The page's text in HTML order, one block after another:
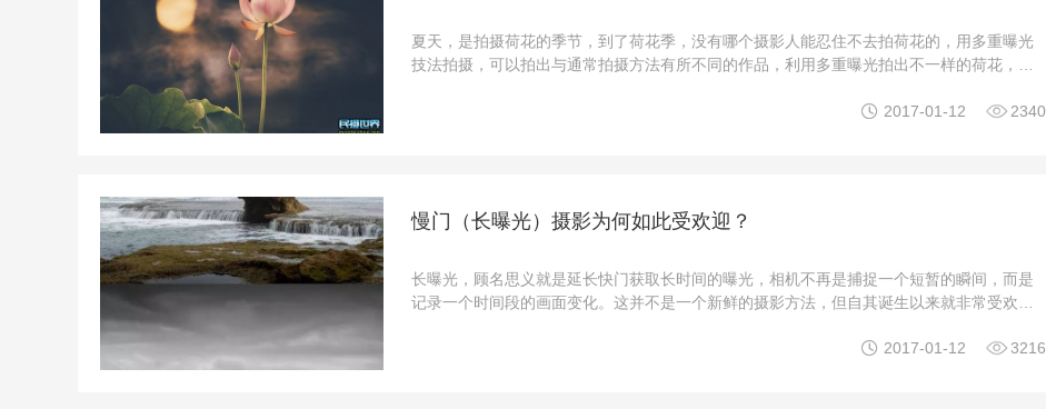
夏天，是拍摄荷花的季节，到了荷花季，没有哪个摄影人能忍住不去拍荷花的，用多重曝光
技法拍摄，可以拍出与通常拍摄方法有所不同的作品，利用多重曝光拍出不一样的荷花，增
摄荷花的器材准备具备多重曝光功能的单反相机、折返镜头、稳固的 ...
 2017-01-12  2340
慢门（长曝光）摄影为何如此受欢迎？
长曝光，顾名思义就是延长快门获取长时间的曝光，相机不再是捕捉一个短暂的瞬间，而是
记录一个时间段的画面变化。这并不是一个新鲜的摄影方法，但自其诞生以来就非常受欢
答！长曝光需要依靠慢门摄影才能实现，慢门与高速快门相对应，通常是 ...
 2017-01-12 3216